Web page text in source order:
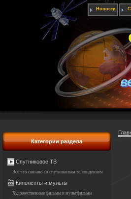
Новости
Категории раздела
Спутниковое ТВ
Всё что связано со спутниковым телевидением
Киноленты и мульты
Художественные фильмы и мультфильмы